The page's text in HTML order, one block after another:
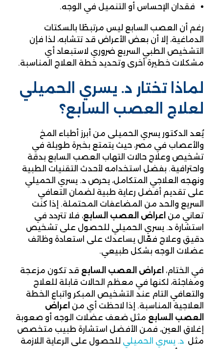
فقدان الإحساس أو التنميل في الوجه.
رغم أن العصب السابع ليس مرتبطًا بالسكتات
الدماغية، إلا أن بعض الأعراض قد تتشابه، لذا فإن
التشخيص الطبي السريع ضروري لاستبعاد أي
مشكلات خطيرة أخرى وتحديد خطة العلاج المناسبة.
لماذا تختار د. يسري الحميلي
لعلاج العصب السابع؟
يُعد الدكتور يسري الحميلى من أبرز أطباء المخ
والأعصاب في مصر، حيث يتمتع بخبرة طويلة في
تشخيص وعلاج حالات التهاب العصب السابع بدقة
واحترافية. بفضل استخدامه لأحدث التقنيات الطبية
ونهجه العلاجي المتكامل، يحرص د. يسري الحميلي
على تقديم أفضل رعاية طبية لضمان التعافي
السريع والحد من المضاعفات المحتملة. إذا كنت
تعاني من اعراض العصب السابع، فلا تتردد في
استشارة د. يسري الحميلي للحصول على تشخيص
دقيق وعلاج فعّال يساعدك على استعادة وظائف
عضلات الوجه بشكل طبيعي.
في الختام، اعراض العصب السابع قد تكون مزعجة
ومفاجئة، لكنها في معظم الحالات قابلة للعلاج
والتعافي التام عند التشخيص المبكر واتباع الخطة
العلاجية المناسبة. إذا لاحظت أي من اعراض
العصب السابع مثل ضعف عضلات الوجه أو صعوبة
إغلاق العين، فمن الأفضل استشارة طبيب متخصص
مثل د. يسري الحميلي للحصول على الرعاية اللازمة